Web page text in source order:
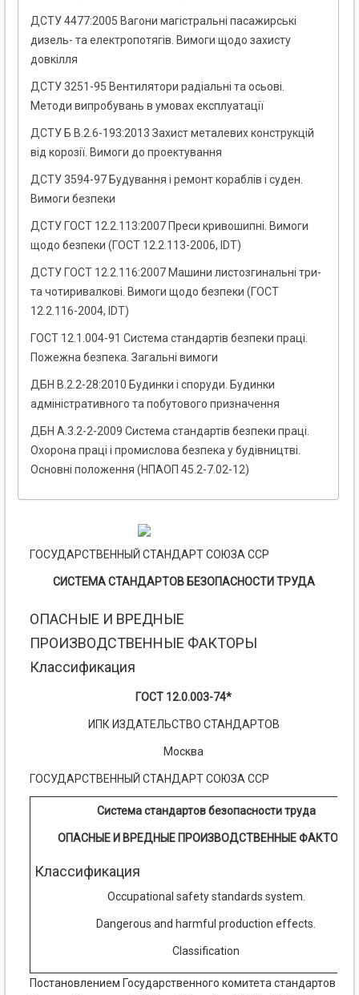
ДСТУ 4477:2005 Вагони магістральні пасажирські
дизель- та електропотягів. Вимоги щодо захисту
довкілля
ДСТУ 3251-95 Вентилятори радіальні та осьові.
Методи випробувань в умовах експлуатації
ДСТУ Б В.2.6-193:2013 Захист металевих конструкцій
від корозії. Вимоги до проектування
ДСТУ 3594-97 Будування і ремонт кораблів і суден.
Вимоги безпеки
ДСТУ ГОСТ 12.2.113:2007 Преси кривошипні. Вимоги
щодо безпеки (ГОСТ 12.2.113-2006, IDT)
ДСТУ ГОСТ 12.2.116:2007 Машини листозгинальні три-
та чотиривалкові. Вимоги щодо безпеки (ГОСТ
12.2.116-2004, IDТ)
ГОСТ 12.1.004-91 Система стандартів безпеки праці.
Пожежна безпека. Загальні вимоги
ДБН В.2.2-28:2010 Будинки і споруди. Будинки
адміністративного та побутового призначення
ДБН А.3.2-2-2009 Система стандартів безпеки праці.
Охорона праці і промислова безпека у будівництві.
Основні положення (НПАОП 45.2-7.02-12)
ГОСУДАРСТВЕННЫЙ СТАНДАРТ СОЮЗА ССР
СИСТЕМА СТАНДАРТОВ БЕЗОПАСНОСТИ ТРУДА
ОПАСНЫЕ И ВРЕДНЫЕ
ПРОИЗВОДСТВЕННЫЕ ФАКТОРЫ
Классификация
ГОСТ 12.0.003-74*
ИПК ИЗДАТЕЛЬСТВО СТАНДАРТОВ
Москва
ГОСУДАРСТВЕННЫЙ СТАНДАРТ СОЮЗА ССР
Система стандартов безопасности труда
ОПАСНЫЕ И ВРЕДНЫЕ ПРОИЗВОДСТВЕННЫЕ ФАКТОРЫ
Классификация
Occupational safety standards system.
Dangerous and harmful production effects.
Classification
Постановлением Государственного комитета стандартов